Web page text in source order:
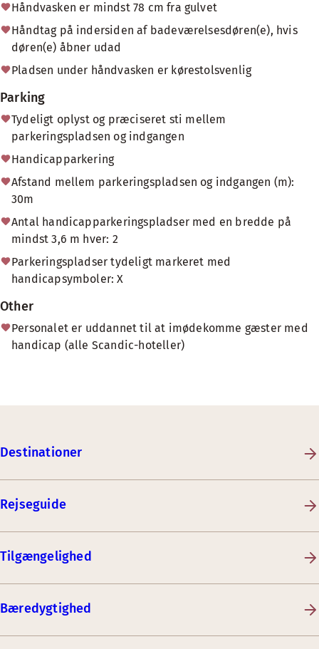
Håndvasken er mindst 78 cm fra gulvet
Håndtag på indersiden af badeværelsesdøren(e), hvis
døren(e) åbner udad
Pladsen under håndvasken er kørestolsvenlig
Parking
Tydeligt oplyst og præciseret sti mellem
parkeringspladsen og indgangen
Handicapparkering
Afstand mellem parkeringspladsen og indgangen (m):
30m
Antal handicapparkeringspladser med en bredde på
mindst 3,6 m hver: 2
Parkeringspladser tydeligt markeret med
handicapsymboler: X
Other
Personalet er uddannet til at imødekomme gæster med
handicap (alle Scandic-hoteller)
Destinationer
Rejseguide
Tilgængelighed
Bæredygtighed